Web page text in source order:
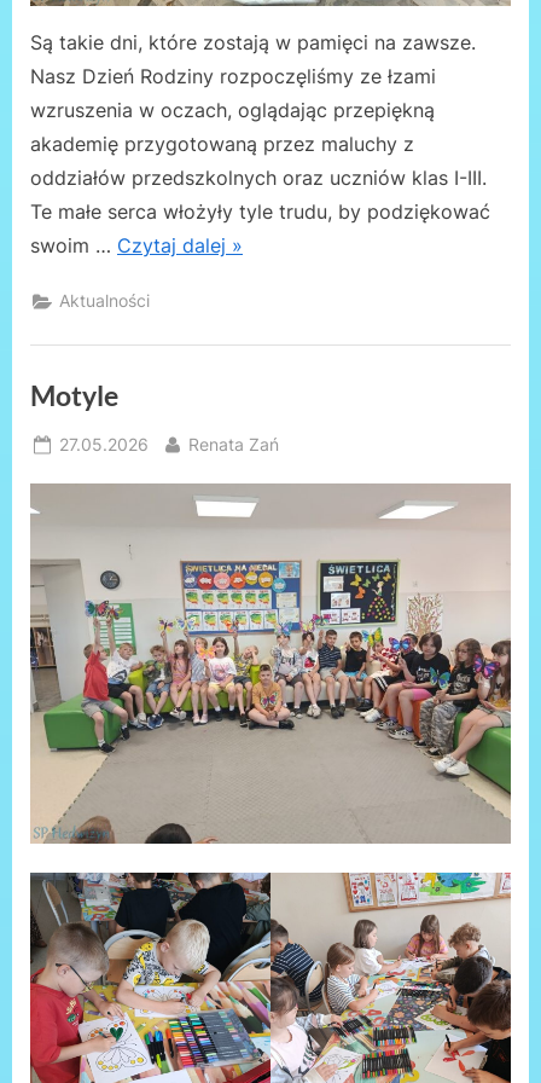
Są takie dni, które zostają w pamięci na zawsze.
Nasz Dzień Rodziny rozpoczęliśmy ze łzami
wzruszenia w oczach, oglądając przepiękną
akademię przygotowaną przez maluchy z
oddziałów przedszkolnych oraz uczniów klas I-III.
Te małe serca włożyły tyle trudu, by podziękować
swoim … Czytaj dalej »
Aktualności
Motyle
Posted
27.05.2026 By
Renata Zań